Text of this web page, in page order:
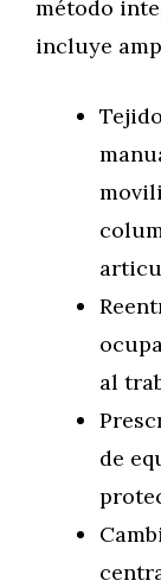
método
incluye
al
de